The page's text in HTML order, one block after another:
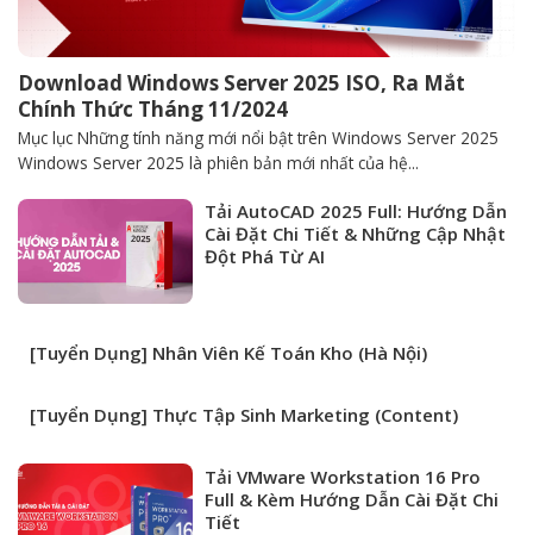
Download Windows Server 2025 ISO, Ra Mắt
Chính Thức Tháng 11/2024
Mục lục Những tính năng mới nổi bật trên Windows Server 2025
Windows Server 2025 là phiên bản mới nhất của hệ...
Tải AutoCAD 2025 Full: Hướng Dẫn
Cài Đặt Chi Tiết & Những Cập Nhật
Đột Phá Từ AI
[Tuyển Dụng] Nhân Viên Kế Toán Kho (Hà Nội)
[Tuyển Dụng] Thực Tập Sinh Marketing (Content)
Tải VMware Workstation 16 Pro
Full & Kèm Hướng Dẫn Cài Đặt Chi
Tiết